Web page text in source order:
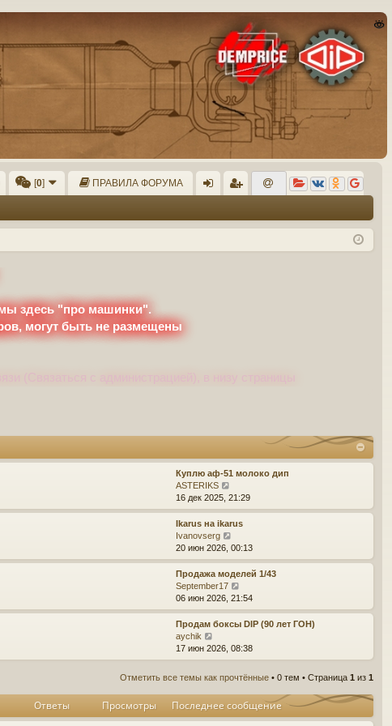
[0] ПРАВИЛА ФОРУМА
д ис
мы здесь "про машинки".
могут быть не размещены
Куплю аф-51 молоко дип
ASTERIKS
е
р
е
й
т
и
п
о
е
н
м
с
о
16 дек 2025, 21:29
Ikarus на ikarus
Ivanovserg
е
р
е
й
т
и
о
е
д
н
е
20 июн 2026, 00:13
Продажа моделей 1/43
September17
е
р
е
т
и
п
о
с
л
06 июн 2026, 21:54
Продам боксы DIP (90 лет ГОН)
aychik
е
р
й
т
и
к
17 июн 2026, 08:38
Отметить все темы как прочтённые • 0 тем • Страница 1 из 1
Ответы Просмотры Последнее сообщение